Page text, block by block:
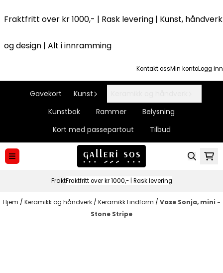
Fraktfritt over kr 1000,- | Rask levering | Kunst, håndverk
og design | Alt i innramming
Kontakt ossMin kontoLogg inn
Gavekort Kunst
Kunstbok
Rammer
Belysning
Kort med passepartout
Tilbud
FraktFraktfritt over kr 1000,- | Rask levering
Hjem / Keramikk og håndverk / Keramikk Lindform / Vase Sonja, mini -
Stone Stripe